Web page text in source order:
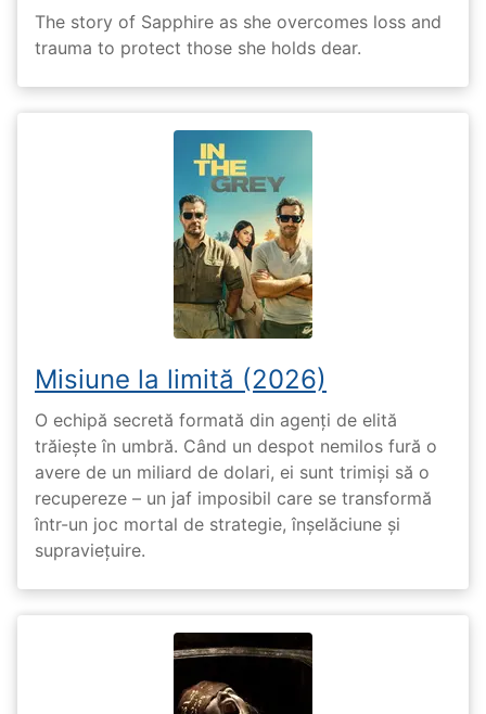
The story of Sapphire as she overcomes loss and
trauma to protect those she holds dear.
Misiune la limită (2026)
O echipă secretă formată din agenți de elită
trăiește în umbră. Când un despot nemilos fură o
avere de un miliard de dolari, ei sunt trimiși să o
recupereze – un jaf imposibil care se transformă
într-un joc mortal de strategie, înșelăciune și
supraviețuire.